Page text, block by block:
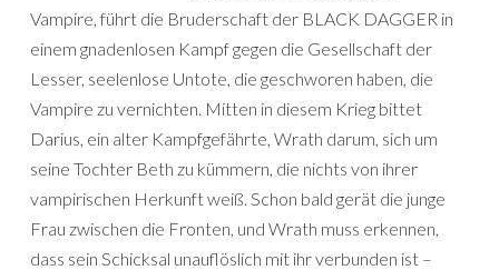
Vampire, führt die Bruderschaft der BLACK DAGGER in
einem gnadenlosen Kampf gegen die Gesellschaft der
Lesser, seelenlose Untote, die geschworen haben, die
Vampire zu vernichten. Mitten in diesem Krieg bittet
Darius, ein alter Kampfgefährte, Wrath darum, sich um
seine Tochter Beth zu kümmern, die nichts von ihrer
vampirischen Herkunft weiß. Schon bald gerät die junge
Frau zwischen die Fronten, und Wrath muss erkennen,
dass sein Schicksal unauflöslich mit ihr verbunden ist –